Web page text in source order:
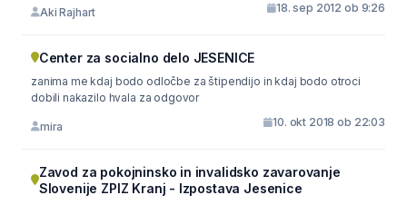
Aki Rajhart 18. sep 2012 ob 9:26
Center za socialno delo JESENICE
zanima me kdaj bodo odločbe za štipendijo in kdaj bodo otroci
dobili nakazilo hvala za odgovor
mira 10. okt 2018 ob 22:03
Zavod za pokojninsko in invalidsko zavarovanje
Slovenije ZPIZ Kranj - Izpostava Jesenice